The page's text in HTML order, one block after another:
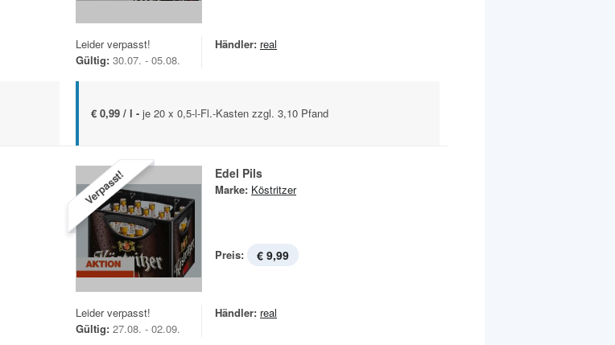
Leider verpasst!
Gültig: 30.07. - 05.08.
Händler: real
€ 0,99 / l - je 20 x 0,5-l-Fl.-Kasten zzgl. 3,10 Pfand
Verpasst! Edel Pils
Marke: Köstritzer
Preis: € 9,99
Leider verpasst!
Gültig: 27.08. - 02.09.
Händler: real